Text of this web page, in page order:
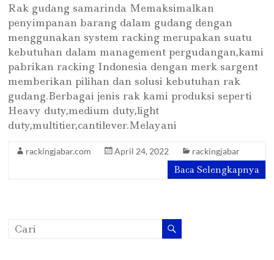
Rak gudang samarinda Memaksimalkan
penyimpanan barang dalam gudang dengan
menggunakan system racking merupakan suatu
kebutuhan dalam management pergudangan,kami
pabrikan racking Indonesia dengan merk sargent
memberikan pilihan dan solusi kebutuhan rak
gudang.Berbagai jenis rak kami produksi seperti
Heavy duty,medium duty,light
duty,multitier,cantilever.Melayani
rackingjabar.com April 24, 2022 rackingjabar
Baca Selengkapnya